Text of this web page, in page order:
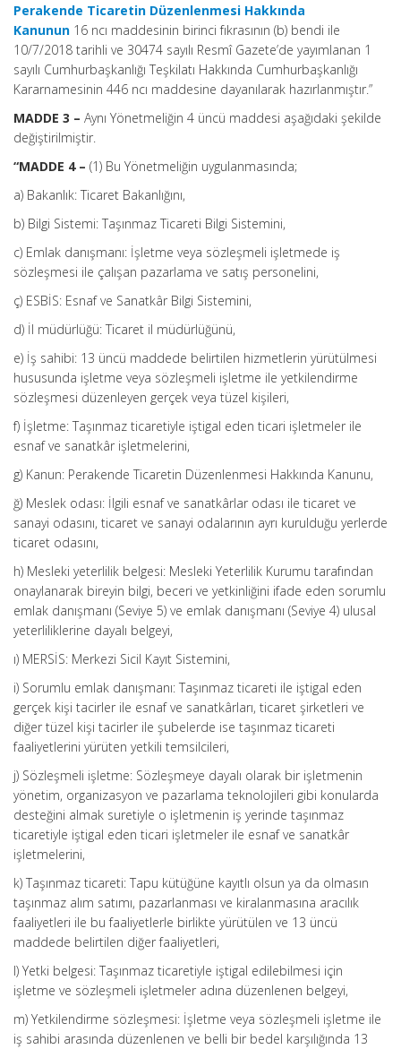
Perakende Ticaretin Düzenlenmesi Hakkında
Kanunun 16 ncı maddesinin birinci fıkrasının (b) bendi ile
10/7/2018 tarihli ve 30474 sayılı Resmî Gazete’de yayımlanan 1
sayılı Cumhurbaşkanlığı Teşkilatı Hakkında Cumhurbaşkanlığı
Kararnamesinin 446 ncı maddesine dayanılarak hazırlanmıştır.”
MADDE 3 – Aynı Yönetmeliğin 4 üncü maddesi aşağıdaki şekilde
değiştirilmiştir.
“MADDE 4 – (1) Bu Yönetmeliğin uygulanmasında;
a) Bakanlık: Ticaret Bakanlığını,
b) Bilgi Sistemi: Taşınmaz Ticareti Bilgi Sistemini,
c) Emlak danışmanı: İşletme veya sözleşmeli işletmede iş
sözleşmesi ile çalışan pazarlama ve satış personelini,
ç) ESBİS: Esnaf ve Sanatkâr Bilgi Sistemini,
d) İl müdürlüğü: Ticaret il müdürlüğünü,
e) İş sahibi: 13 üncü maddede belirtilen hizmetlerin yürütülmesi
hususunda işletme veya sözleşmeli işletme ile yetkilendirme
sözleşmesi düzenleyen gerçek veya tüzel kişileri,
f) İşletme: Taşınmaz ticaretiyle iştigal eden ticari işletmeler ile
esnaf ve sanatkâr işletmelerini,
g) Kanun: Perakende Ticaretin Düzenlenmesi Hakkında Kanunu,
ğ) Meslek odası: İlgili esnaf ve sanatkârlar odası ile ticaret ve
sanayi odasını, ticaret ve sanayi odalarının ayrı kurulduğu yerlerde
ticaret odasını,
h) Mesleki yeterlilik belgesi: Mesleki Yeterlilik Kurumu tarafından
onaylanarak bireyin bilgi, beceri ve yetkinliğini ifade eden sorumlu
emlak danışmanı (Seviye 5) ve emlak danışmanı (Seviye 4) ulusal
yeterliliklerine dayalı belgeyi,
ı) MERSİS: Merkezi Sicil Kayıt Sistemini,
i) Sorumlu emlak danışmanı: Taşınmaz ticareti ile iştigal eden
gerçek kişi tacirler ile esnaf ve sanatkârları, ticaret şirketleri ve
diğer tüzel kişi tacirler ile şubelerde ise taşınmaz ticareti
faaliyetlerini yürüten yetkili temsilcileri,
j) Sözleşmeli işletme: Sözleşmeye dayalı olarak bir işletmenin
yönetim, organizasyon ve pazarlama teknolojileri gibi konularda
desteğini almak suretiyle o işletmenin iş yerinde taşınmaz
ticaretiyle iştigal eden ticari işletmeler ile esnaf ve sanatkâr
işletmelerini,
k) Taşınmaz ticareti: Tapu kütüğüne kayıtlı olsun ya da olmasın
taşınmaz alım satımı, pazarlanması ve kiralanmasına aracılık
faaliyetleri ile bu faaliyetlerle birlikte yürütülen ve 13 üncü
maddede belirtilen diğer faaliyetleri,
l) Yetki belgesi: Taşınmaz ticaretiyle iştigal edilebilmesi için
işletme ve sözleşmeli işletmeler adına düzenlenen belgeyi,
m) Yetkilendirme sözleşmesi: İşletme veya sözleşmeli işletme ile
iş sahibi arasında düzenlenen ve belli bir bedel karşılığında 13